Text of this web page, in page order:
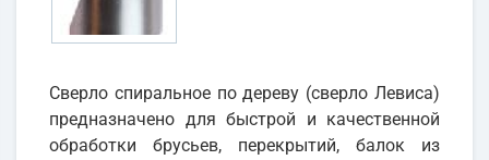
Сверло спиральное по дереву (сверло Левиса)
предназначено для быстрой и качественной
обработки брусьев, перекрытий, балок из